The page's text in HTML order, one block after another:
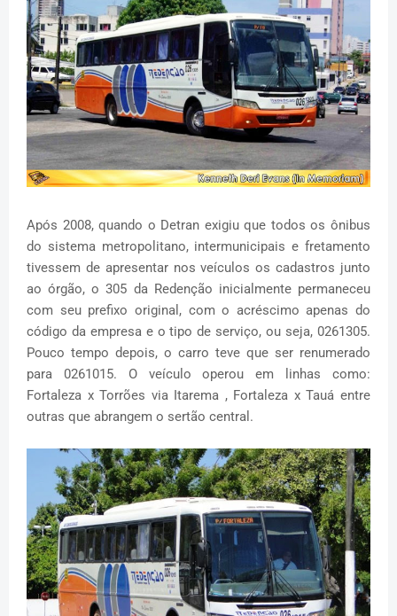
Após 2008, quando o Detran exigiu que todos os ônibus
do sistema metropolitano, intermunicipais e fretamento
tivessem de apresentar nos veículos os cadastros junto
ao órgão, o 305 da Redenção inicialmente permaneceu
com seu prefixo original, com o acréscimo apenas do
código da empresa e o tipo de serviço, ou seja, 0261305.
Pouco tempo depois, o carro teve que ser renumerado
para 0261015. O veículo operou em linhas como:
Fortaleza x Torrões via Itarema , Fortaleza x Tauá entre
outras que abrangem o sertão central.